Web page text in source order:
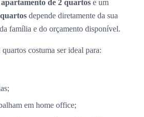
apartamento de 2 quartos e um
depende diretamente da sua
família e do orçamento disponível.
costuma ser ideal para:
em home office;